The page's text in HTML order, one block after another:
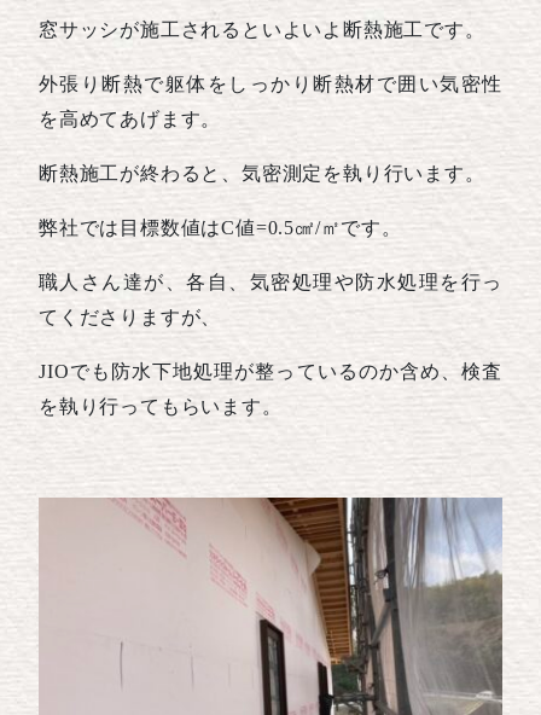
窓サッシが施工されるといよいよ断熱施工です。
外張り断熱で躯体をしっかり断熱材で囲い気密性
を高めてあげます。
断熱施工が終わると、気密測定を執り行います。
弊社では目標数値はC値=0.5㎠/㎡です。
職人さん達が、各自、気密処理や防水処理を行っ
てくださりますが、
JIOでも防水下地処理が整っているのか含め、検査
を執り行ってもらいます。